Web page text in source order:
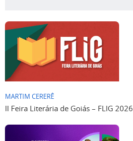
MARTIM CERERÊ
II Feira Literária de Goiás – FLIG 2026